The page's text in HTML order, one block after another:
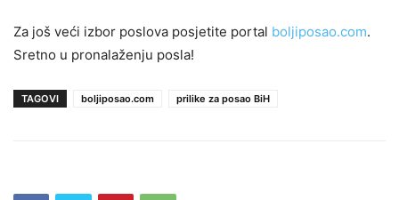
Za još veći izbor poslova posjetite portal boljiposao.com.
Sretno u pronalaženju posla!
TAGOVI boljiposao.com prilike za posao BiH